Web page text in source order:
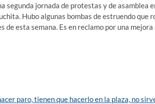
segunda jornada de protestas y de
Hubo algunas bombas de estruendo que
de esta semana. Es en reclamo por una
paro, tienen que hacerlo en la plaza, no